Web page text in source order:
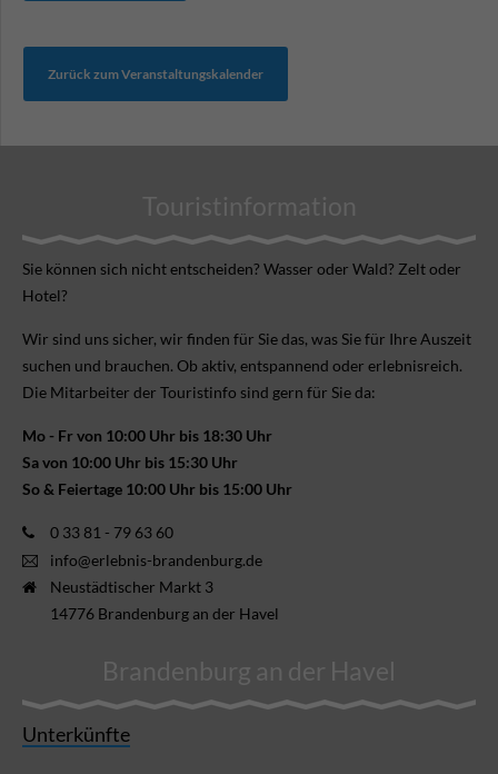
Zurück zum Veranstaltungskalender
Touristinformation
Sie können sich nicht ent­scheiden? Wasser oder Wald? Zelt oder
Hotel?
Wir sind uns sicher, wir finden für Sie das, was Sie für Ihre Aus­zeit
suchen und brauchen. Ob aktiv, ent­spannend oder erlebnis­reich.
Die Mitarbeiter der Touristinfo sind gern für Sie da:
Mo - Fr von 10:00 Uhr bis 18:30 Uhr
Sa von 10:00 Uhr bis 15:30 Uhr
So & Feiertage 10:00 Uhr bis 15:00 Uhr
0 33 81 - 79 63 60
info@erlebnis-brandenburg.de
Neustädtischer Markt 3
14776 Brandenburg an der Havel
Brandenburg an der Havel
Unterkünfte